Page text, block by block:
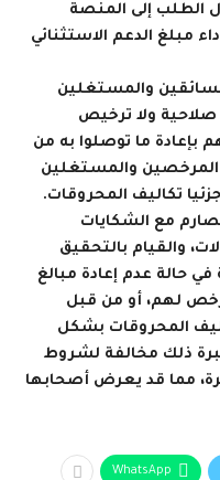
الطلب إلى المنصة
مبلغ الدعم الاستثنائي
والمستغلين
ولا ترخيص
بإعادة ما توصلوا به من
المرخصين والمستغلين
تكاليف المحروقات.
مع الشكايات
والقيام بالتحقيق
في حالة عدم إعادة مبالغ
لهم، أو من قبل
المحروقات بشكل
ذلك مخالفة لشروط
مما قد يعرض أصحابها
WhatsApp